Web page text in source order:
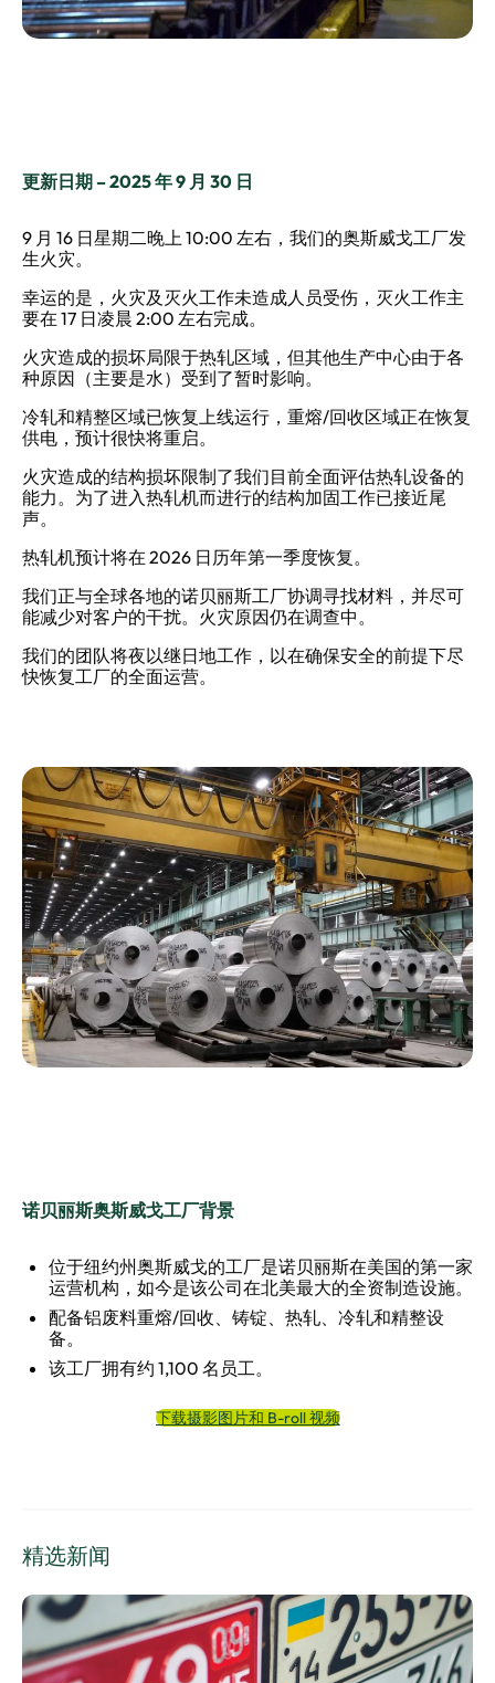
更新日期 – 2025 年 9 月 30 日
9 月 16 日星期二晚上 10:00 左右，我们的奥斯威戈工厂发
生火灾。
幸运的是，火灾及灭火工作未造成人员受伤，灭火工作主
要在 17 日凌晨 2:00 左右完成。
火灾造成的损坏局限于热轧区域，但其他生产中心由于各
种原因（主要是水）受到了暂时影响。
冷轧和精整区域已恢复上线运行，重熔/回收区域正在恢复
供电，预计很快将重启。
火灾造成的结构损坏限制了我们目前全面评估热轧设备的
能力。为了进入热轧机而进行的结构加固工作已接近尾
声。
热轧机预计将在 2026 日历年第一季度恢复。
我们正与全球各地的诺贝丽斯工厂协调寻找材料，并尽可
能减少对客户的干扰。火灾原因仍在调查中。
我们的团队将夜以继日地工作，以在确保安全的前提下尽
快恢复工厂的全面运营。
诺贝丽斯奥斯威戈工厂背景
位于纽约州奥斯威戈的工厂是诺贝丽斯在美国的第一家
运营机构，如今是该公司在北美最大的全资制造设施。
配备铝废料重熔/回收、铸锭、热轧、冷轧和精整设
备。
该工厂拥有约 1,100 名员工。
下载摄影图片和 B-roll 视频
精选新闻